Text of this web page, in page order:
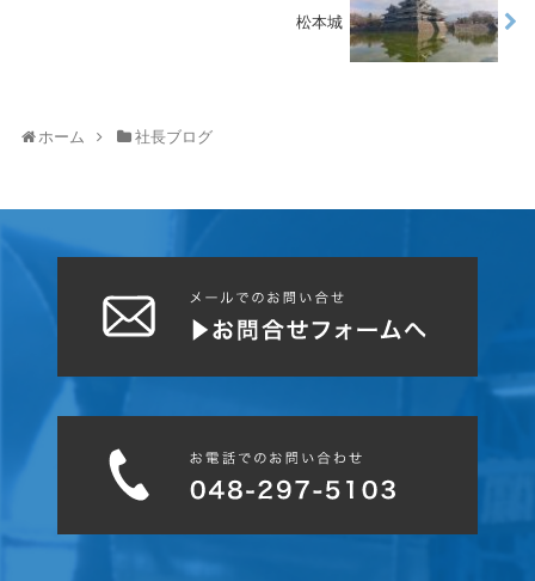
中小零細企業は大手企業のネームバリューと体裁を保つために働いて
心から願います。😲
ですよね～😒
松本城
ホーム 社長ブログ